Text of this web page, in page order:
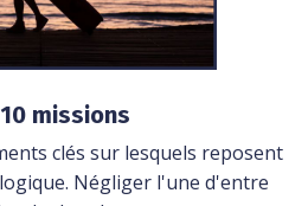
missions
clés sur lesquels reposent
Négliger l'une d'entre